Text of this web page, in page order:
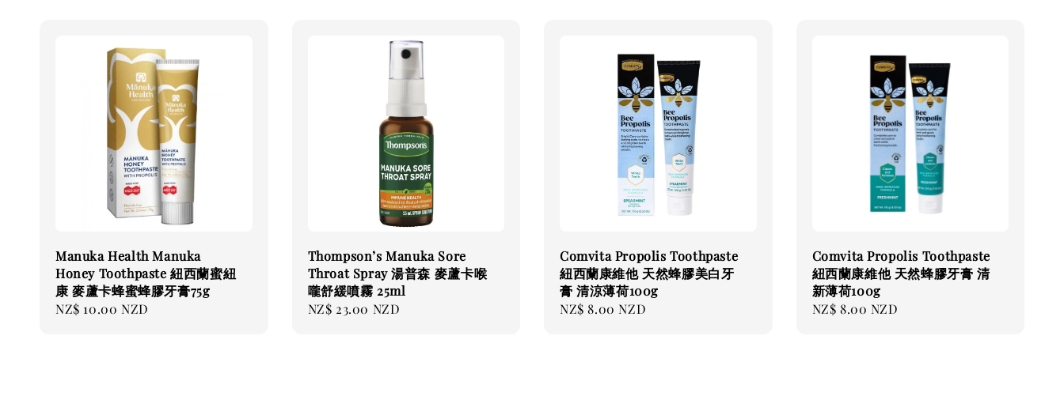
Manuka Health Manuka
Honey Toothpaste 紐西蘭蜜紐
康 麥蘆卡蜂蜜蜂膠牙膏75g
Regular
NZ$ 10.00 NZD
Thompson’s Manuka Sore
Throat Spray 湯普森 麥蘆卡喉
嚨舒緩噴霧 25ml
Regular
NZ$ 23.00 NZD
Comvita Propolis Toothpaste
紐西蘭康維他 天然蜂膠美白牙
膏 清涼薄荷100g
Regular
NZ$ 8.00 NZD
Comvita Propolis Toothpaste
紐西蘭康維他 天然蜂膠牙膏 清
新薄荷100g
Regular
NZ$ 8.00 NZD